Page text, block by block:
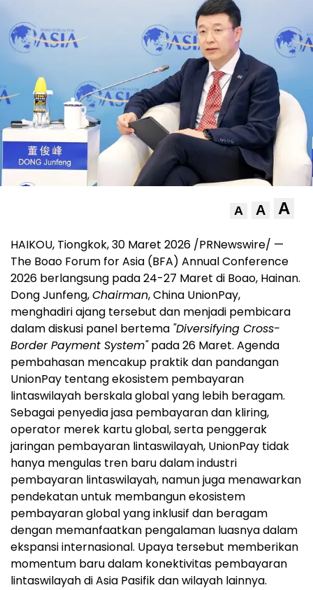
A A A
HAIKOU, Tiongkok, 30 Maret 2026 /PRNewswire/ —
The Boao Forum for Asia (BFA) Annual Conference
2026 berlangsung pada 24-27 Maret di Boao, Hainan.
Dong Junfeng,Chairman, China UnionPay,
menghadiri ajang tersebut dan menjadi pembicara
dalam diskusi panel bertema "Diversifying Cross-
Border Payment System"pada 26 Maret. Agenda
pembahasan mencakup praktik dan pandangan
UnionPay tentang ekosistem pembayaran
lintaswilayah berskala global yang lebih beragam.
Sebagai penyedia jasa pembayaran dan kliring,
operator merek kartu global, serta penggerak
jaringan pembayaran lintaswilayah, UnionPay tidak
hanya mengulas tren baru dalam industri
pembayaran lintaswilayah, namun juga menawarkan
pendekatan untuk membangun ekosistem
pembayaran global yang inklusif dan beragam
dengan memanfaatkan pengalaman luasnya dalam
ekspansi internasional. Upaya tersebut memberikan
momentum baru dalam konektivitas pembayaran
lintaswilayah di Asia Pasifik dan wilayah lainnya.